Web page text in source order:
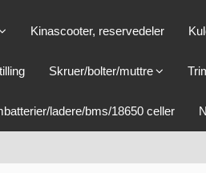
Kinascooter, reservedeler
Skruer/bolter/muttre
ladere/bms/18650 celler